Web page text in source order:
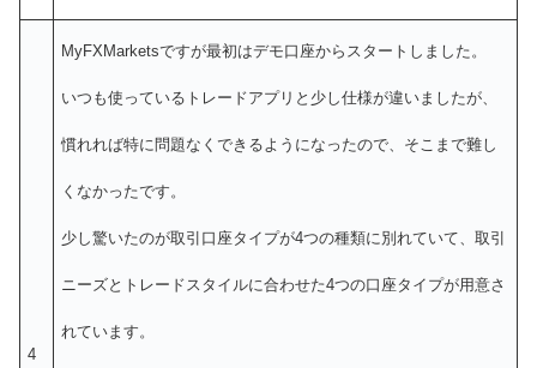
4
MyFXMarketsですが最初はデモ口座からスタートしました。
いつも使っているトレードアプリと少し仕様が違いましたが、
慣れれば特に問題なくできるようになったので、そこまで難し
くなかったです。
少し驚いたのが取引口座タイプが4つの種類に別れていて、取引
ニーズとトレードスタイルに合わせた4つの口座タイプが用意さ
れています。